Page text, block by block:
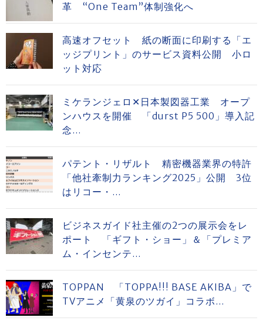
革 “One Team”体制強化へ
高速オフセット 紙の断面に印刷する「エ
ッジプリント」のサービス資料公開 小ロ
ット対応
ミケランジェロ✕日本製図器工業 オープ
ンハウスを開催 「durst P5 500」導入記
念...
パテント・リザルト 精密機器業界の特許
「他社牽制力ランキング2025」公開 3位
はリコー・...
ビジネスガイド社主催の2つの展示会をレ
ポート 「ギフト・ショー」＆「プレミア
ム・インセンテ...
TOPPAN 「TOPPA!!! BASE AKIBA」で
TVアニメ「黄泉のツガイ」コラボ...